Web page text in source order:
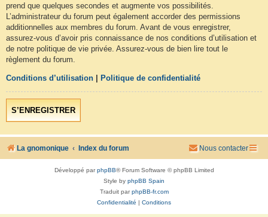
prend que quelques secondes et augmente vos possibilités.
L’administrateur du forum peut également accorder des permissions
additionnelles aux membres du forum. Avant de vous enregistrer,
assurez-vous d’avoir pris connaissance de nos conditions d’utilisation et
de notre politique de vie privée. Assurez-vous de bien lire tout le
règlement du forum.
Conditions d’utilisation Politique de confidentialité
S’ENREGISTRER
La gnomonique Index du forum Nous contacter
Développé parphpBB® Forum Software © phpBB Limited
Style by phpBB Spain
Traduit parphpBB-fr.com
Confidentialité
Conditions